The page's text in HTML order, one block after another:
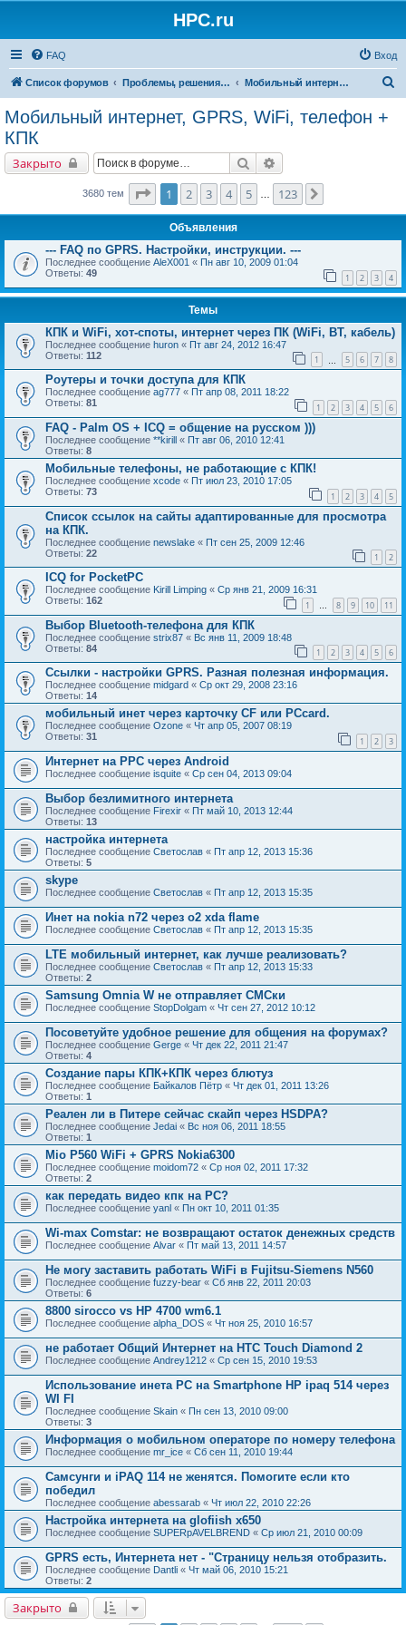
HPC.ru
FAQ Вход
Список форумов Проблемы, решения, советы Мобильный интернет, GPRS, WiFi, телефон + КПК
Мобильный интернет, GPRS, WiFi, телефон +
КПК
Закрыто Поиск
3680 тем Страница1 из 123
1 2 3 4 5 123
Объявления
--- FAQ по GPRS. Настройки, инструкции. ---
Последнее сообщение AleX001 « Пн авг 10, 2009 01:04
Ответы: 49 1 2 3 4
Темы
КПК и WiFi, хот-споты, интернет через ПК (WiFi, BT, кабель)
Последнее сообщение huron « Пт авг 24, 2012 16:47
Ответы: 112 1 5 6 7 8
Роутеры и точки доступа для КПК
Последнее сообщение ag777 « Пт апр 08, 2011 18:22
Ответы: 81 1 2 3 4 5 6
FAQ - Palm OS + ICQ = общение на русском )))
Последнее сообщение **kirill « Пт авг 06, 2010 12:41
Ответы: 8
Мобильные телефоны, не работающие с КПК!
Последнее сообщение xcode « Пт июл 23, 2010 17:05
Ответы: 73 1 2 3 4 5
Список ссылок на сайты адаптированные для просмотра
на КПК.
Последнее сообщение newslake « Пт сен 25, 2009 12:46
Ответы: 22 1 2
ICQ for PocketPC
Последнее сообщение Kirill Limping « Ср янв 21, 2009 16:31
Ответы: 162 1 … 8 9 10 11
Выбор Bluetooth-телефона для КПК
Последнее сообщение strix87 « Вс янв 11, 2009 18:48
Ответы: 84 1 2 3 4 5 6
Ссылки - настройки GPRS. Разная полезная информация.
Последнее сообщение midgard « Ср окт 29, 2008 23:16
Ответы: 14
мобильный инет через карточку CF или PCcard.
Последнее сообщение Ozone « Чт апр 05, 2007 08:19
Ответы: 31 1 2 3
Интернет на РРС через Android
Последнее сообщение isquite « Ср сен 04, 2013 09:04
Выбор безлимитного интернета
Последнее сообщение Firexir « Пт май 10, 2013 12:44
Ответы: 13
настройка интернета
Последнее сообщение Светослав « Пт апр 12, 2013 15:36
Ответы: 5
skype
Последнее сообщение Светослав « Пт апр 12, 2013 15:35
Инет на nokia n72 через o2 xda flame
Последнее сообщение Светослав « Пт апр 12, 2013 15:35
LTE мобильный интернет, как лучше реализовать?
Последнее сообщение Светослав « Пт апр 12, 2013 15:33
Ответы: 2
Samsung Omnia W не отправляет СМСки
Последнее сообщение StopDolgam « Чт сен 27, 2012 10:12
Посоветуйте удобное решение для общения на форумах?
Последнее сообщение Gerge « Чт дек 22, 2011 21:47
Ответы: 4
Создание пары КПК+КПК через блютуз
Последнее сообщение Байкалов Пётр « Чт дек 01, 2011 13:26
Ответы: 1
Реален ли в Питере сейчас скайп через HSDPA?
Последнее сообщение Jedai « Вс ноя 06, 2011 18:55
Ответы: 1
Mio P560 WiFi + GPRS Nokia6300
Последнее сообщение moidom72 « Ср ноя 02, 2011 17:32
Ответы: 2
как передать видео кпк на PC?
Последнее сообщение yanl « Пн окт 10, 2011 01:35
Wi-max Comstar: не возвращают остаток денежных средств
Последнее сообщение Alvar « Пт май 13, 2011 14:57
Не могу заставить работать WiFi в Fujitsu-Siemens N560
Последнее сообщение fuzzy-bear « Сб янв 22, 2011 20:03
Ответы: 6
8800 sirocco vs HP 4700 wm6.1
Последнее сообщение alpha_DOS « Чт ноя 25, 2010 16:57
не работает Общий Интернет на HTC Touch Diamond 2
Последнее сообщение Andrey1212 « Ср сен 15, 2010 19:53
Использование инета PC на Smartphone HP ipaq 514 через
WI FI
Последнее сообщение Skain « Пн сен 13, 2010 09:00
Ответы: 3
Информация о мобильном операторе по номеру телефона
Последнее сообщение mr_ice « Сб сен 11, 2010 19:44
Самсунги и iPAQ 114 не женятся. Помогите если кто
победил
Последнее сообщение abessarab « Чт июл 22, 2010 22:26
Настройка интернета на glofiish x650
Последнее сообщение SUPERpAVELBREND « Ср июл 21, 2010 00:09
GPRS есть, Интернета нет - "Страницу нельзя отобразить.
Последнее сообщение Dantli « Чт май 06, 2010 15:21
Ответы: 2
Закрыто